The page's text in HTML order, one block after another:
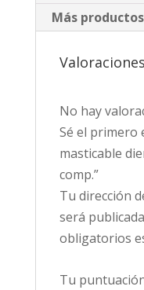
Más productos
Valoraciones
No hay
Sé el primero
masticable
comp.”
Tu dirección
será
obligatorios
Tu